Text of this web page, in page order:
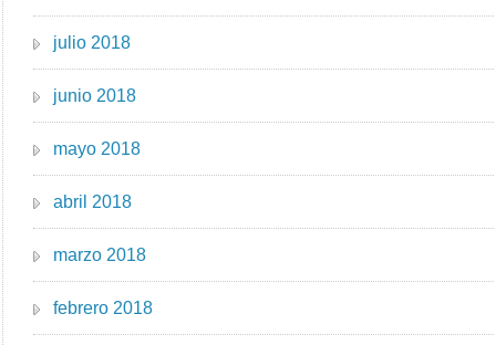
julio 2018
junio 2018
mayo 2018
abril 2018
marzo 2018
febrero 2018